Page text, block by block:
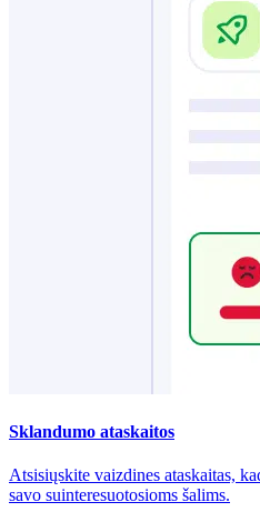
Sklandumo ataskaitos
Atsisiųskite vaizdines ataskaitas,
savo suinteresuotosioms šalims.